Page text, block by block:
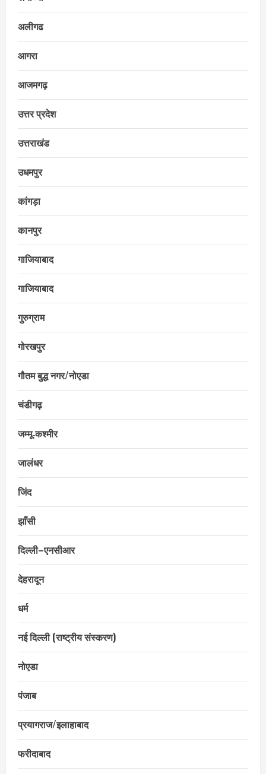
अलीगढ
आगरा
आजमगढ़
उत्तर प्रदेश
उत्तराखंड
उधमपुर
कांगड़ा
कानपुर
गाजियाबाद
गाजियाबाद
गुरुग्राम
गोरखपुर
गौतम बुद्ध नगर/नोएडा
चंडीगढ़
जम्मू‑कश्मीर
जालंधर
जिंद
झाँसी
दिल्ली–एनसीआर
देहरादून
धर्म
नई दिल्ली (राष्ट्रीय संस्करण)
नोएडा
पंजाब
प्रयागराज/इलाहाबाद
फरीदाबाद